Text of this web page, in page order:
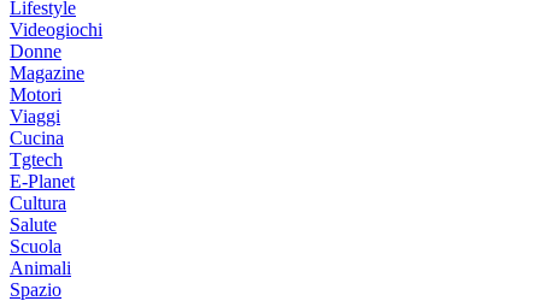
Lifestyle
Videogiochi
Donne
Magazine
Motori
Viaggi
Cucina
Tgtech
E-Planet
Cultura
Salute
Scuola
Animali
Spazio